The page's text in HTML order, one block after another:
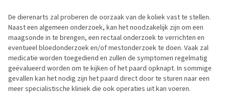
De dierenarts zal proberen de oorzaak van de koliek vast te stellen.
Naast een algemeen onderzoek, kan het noodzakelijk zijn om een
maagsonde in te brengen, een rectaal onderzoek te verrichten en
eventueel bloedonderzoek en/of mestonderzoek te doen. Vaak zal
medicatie worden toegediend en zullen de symptomen regelmatig
geëvalueerd worden om te kijken of het paard opknapt. In sommige
gevallen kan het nodig zijn het paard direct door te sturen naar een
meer specialistische kliniek die ook operaties uit kan voeren.